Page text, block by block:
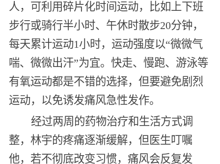
人，可利用碎片化时间运动，比如上下班
步行或骑行半小时、午休时散步20分钟，
每天累计运动1小时，运动强度以“微微气
喘、微微出汗”为宜。快走、慢跑、游泳等
有氧运动都是不错的选择，但要避免剧烈
运动，以免诱发痛风急性发作。
经过两周的药物治疗和生活方式调
整，林宇的疼痛逐渐缓解，但医生叮嘱
他，若不彻底改变习惯，痛风会反复发